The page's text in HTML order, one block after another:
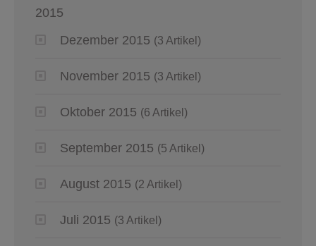
2015
Dezember 2015 (3 Artikel)
November 2015 (3 Artikel)
Oktober 2015 (6 Artikel)
September 2015 (5 Artikel)
August 2015 (2 Artikel)
Juli 2015 (3 Artikel)